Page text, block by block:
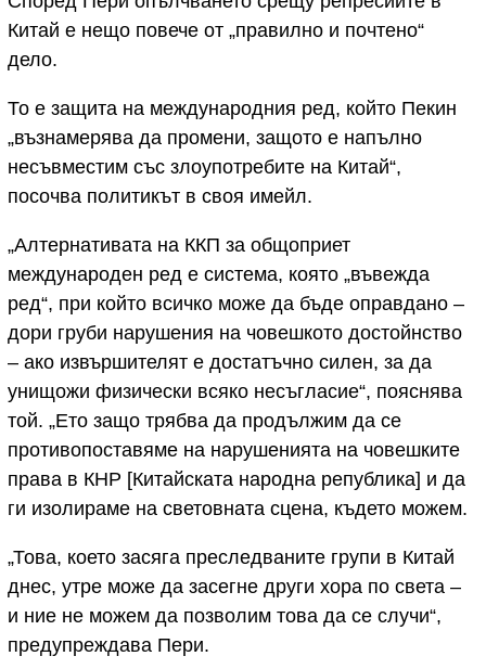
Китай е нещо повече от „правилно и почтено“
дело.
То е защита на международния ред, който Пекин
„възнамерява да промени, защото е напълно
несъвместим със злоупотребите на Китай“,
посочва политикът в своя имейл.
„Алтернативата на ККП за общоприет
международен ред е система, която „въвежда
ред“, при който всичко може да бъде оправдано –
дори груби нарушения на човешкото достойнство
– ако извършителят е достатъчно силен, за да
унищожи физически всяко несъгласие“, пояснява
той. „Ето защо трябва да продължим да се
противопоставяме на нарушенията на човешките
права в КНР [Китайската народна република] и да
ги изолираме на световната сцена, където можем.
„Това, което засяга преследваните групи в Китай
днес, утре може да засегне други хора по света –
и ние не можем да позволим това да се случи“,
предупреждава Пери.